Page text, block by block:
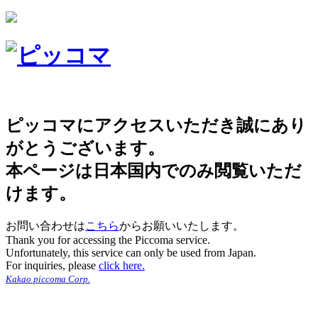
ピッコマにアクセスいただき誠にあり
がとうございます。
本ページは日本国内でのみ閲覧いただ
けます。
お問い合わせはこちらからお願いいたします。
Thank you for accessing the Piccoma service.
Unfortunately, this service can only be used from Japan.
For inquiries, please click here.
Kakao piccoma Corp.